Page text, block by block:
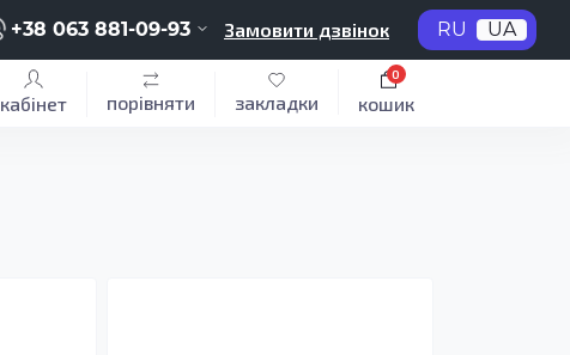
+38 063 881-09-93 Замовити дзвінок RU UA
кабінет порівняти закладки кошик
0